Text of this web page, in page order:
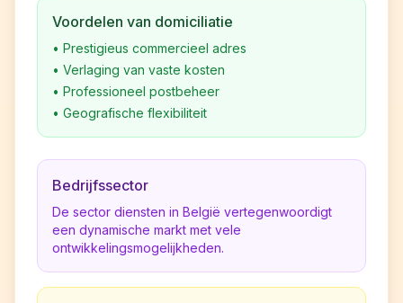
Voordelen van domiciliatie
• Prestigieus commercieel adres
• Verlaging van vaste kosten
• Professioneel postbeheer
• Geografische flexibiliteit
Bedrijfssector
De sector diensten in België vertegenwoordigt
een dynamische markt met vele
ontwikkelingsmogelijkheden.